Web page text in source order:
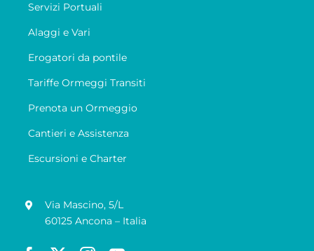
Servizi Portuali
Alaggi e Vari
Erogatori da pontile
Tariffe Ormeggi Transiti
Prenota un Ormeggio
Cantieri e Assistenza
Escursioni e Charter
Via Mascino, 5/L
60125 Ancona – Italia